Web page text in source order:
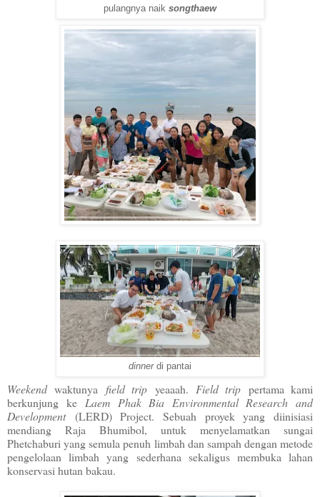
pulangnya naik songthaew
dinner di pantai
Weekendwaktunya field trip yeaaah. Field trip pertama kami
berkunjung ke Laem Phak Bia Environmental Research and
Development(LERD) Project. Sebuah proyek yang diinisiasi
mendiang Raja Bhumibol, untuk menyelamatkan sungai
Phetchaburi yang semula penuh limbah dan sampah dengan metode
pengelolaan limbah yang sederhana sekaligus membuka lahan
konservasi hutan bakau.